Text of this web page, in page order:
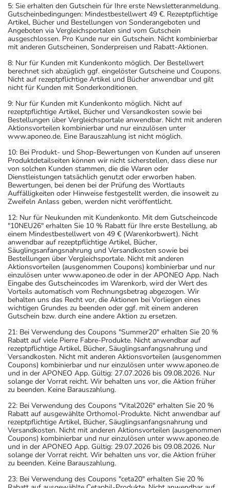
5: Sie erhalten den Gutschein für Ihre erste Newsletteranmeldung.
Gutscheinbedingungen: Mindestbestellwert 49 €. Rezeptpflichtige
Artikel, Bücher und Bestellungen von Sonderangeboten und
Angeboten via Vergleichsportalen sind vom Gutschein
ausgeschlossen. Pro Kunde nur ein Gutschein. Nicht kombinierbar
mit anderen Gutscheinen, Sonderpreisen und Rabatt-Aktionen.
8: Nur für Kunden mit Kundenkonto möglich. Der Bestellwert
berechnet sich abzüglich ggf. eingelöster Gutscheine und Coupons.
Nicht auf rezeptpflichtige Artikel und Bücher anwendbar und gilt
nicht für Kunden mit Sonderkonditionen.
9: Nur für Kunden mit Kundenkonto möglich. Nicht auf
rezeptpflichtige Artikel, Bücher und Versandkosten sowie bei
Bestellungen über Vergleichsportale anwendbar. Nicht mit anderen
Aktionsvorteilen kombinierbar und nur einzulösen unter
www.aponeo.de. Eine Barauszahlung ist nicht möglich.
10: Bei Produkt- und Shop-Bewertungen von Kunden auf unseren
Produktdetailseiten können wir nicht sicherstellen, dass diese nur
von solchen Kunden stammen, die die Waren oder
Dienstleistungen tatsächlich genutzt oder erworben haben.
Bewertungen, bei denen bei der Prüfung des Wortlauts
Auffälligkeiten oder Hinweise festgestellt werden, die insoweit zu
Zweifeln Anlass geben, werden nicht veröffentlicht.
12: Nur für Neukunden mit Kundenkonto. Mit dem Gutscheincode
"10NEU26" erhalten Sie 10 % Rabatt für Ihre erste Bestellung, ab
einem Mindestbestellwert von 49 € (Warenkorbwert). Nicht
anwendbar auf rezeptpflichtige Artikel, Bücher,
Säuglingsanfangsnahrung und Versandkosten sowie bei
Bestellungen über Vergleichsportale. Nicht mit anderen
Aktionsvorteilen (ausgenommen Coupons) kombinierbar und nur
einzulösen unter www.aponeo.de oder in der APONEO App. Nach
Eingabe des Gutscheincodes im Warenkorb, wird der Wert des
Vorteils automatisch vom Rechnungsbetrag abgezogen. Wir
behalten uns das Recht vor, die Aktionen bei Vorliegen eines
wichtigen Grundes zu beenden oder ggf. mit einem anderen
Gutschein bzw. durch eine andere Aktion zu ersetzen.
21: Bei Verwendung des Coupons "Summer20" erhalten Sie 20 %
Rabatt auf viele Pierre Fabre-Produkte. Nicht anwendbar auf
rezeptpflichtige Artikel, Bücher, Säuglingsanfangsnahrung und
Versandkosten. Nicht mit anderen Aktionsvorteilen (ausgenommen
Coupons) kombinierbar und nur einzulösen unter www.aponeo.de
und in der APONEO App. Gültig: 27.07.2026 bis 09.08.2026. Nur
solange der Vorrat reicht. Wir behalten uns vor, die Aktion früher
zu beenden. Keine Barauszahlung.
22: Bei Verwendung des Coupons "Vital2026" erhalten Sie 20 %
Rabatt auf ausgewählte Orthomol-Produkte. Nicht anwendbar auf
rezeptpflichtige Artikel, Bücher, Säuglingsanfangsnahrung und
Versandkosten. Nicht mit anderen Aktionsvorteilen (ausgenommen
Coupons) kombinierbar und nur einzulösen unter www.aponeo.de
und in der APONEO App. Gültig: 29.07.2026 bis 09.08.2026. Nur
solange der Vorrat reicht. Wir behalten uns vor, die Aktion früher
zu beenden. Keine Barauszahlung.
23: Bei Verwendung des Coupons "ceta20" erhalten Sie 20 %